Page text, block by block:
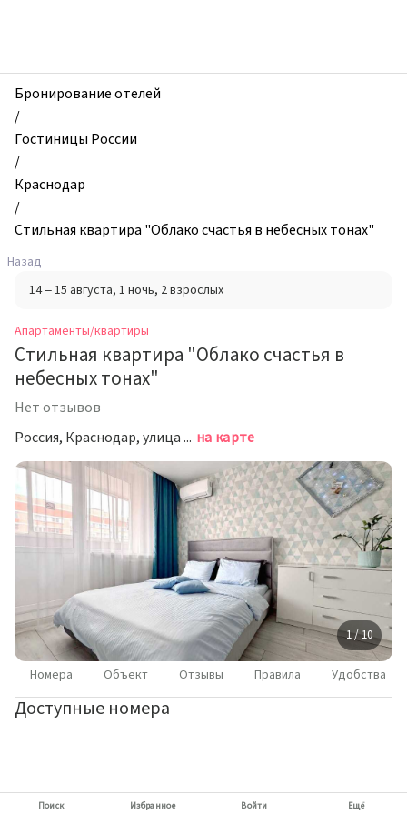
и
квартиры,
Стильная
квартира
"Облако
счастья
в
небесных
тонах",
Краснодар,
Россия
Бронирование отелей
/
Гостиницы России
/
Краснодар
/
Стильная квартира "Облако счастья в небесных тонах"
Назад
14 – 15 августа, 1 ночь, 2 взрослых
Апартаменты/квартиры
Стильная квартира "Облако счастья в
небесных тонах"
Нет отзывов
Россия, Краснодар, улица имени Калинина, 350/6 на карте
1 / 10
Номера Объект Отзывы Правила Удобства
Доступные номера
Поиск Избранное Войти Ещё